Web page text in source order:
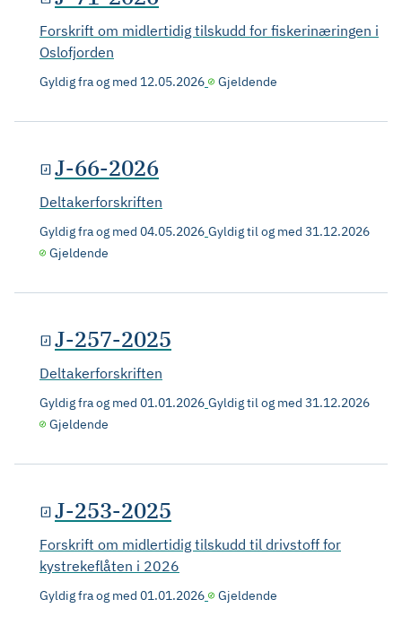
Forskrift om midlertidig tilskudd for fiskerinæringen i
Oslofjorden
Gyldig fra og med 12.05.2026 Gjeldende
J-66-2026
Deltakerforskriften
Gyldig fra og med 04.05.2026 Gyldig til og med 31.12.2026
Gjeldende
J-257-2025
Deltakerforskriften
Gyldig fra og med 01.01.2026 Gyldig til og med 31.12.2026
Gjeldende
J-253-2025
Forskrift om midlertidig tilskudd til drivstoff for
kystrekeflåten i 2026
Gyldig fra og med 01.01.2026 Gjeldende